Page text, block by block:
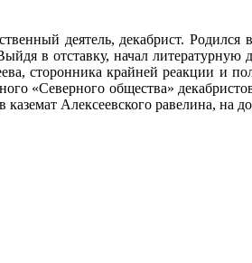
деятель, декабрист.
в отставку, начал
сторонника крайней реакции и
«Северного общества»
Алексеевского равелина, на